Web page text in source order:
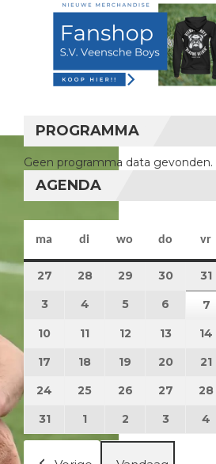
PROGRAMMA
Geen programma data gevonden.
AGENDA
ma maandag
di dinsdag
wo woensdag
do vr
27 27 juli 2026
28 28 juli 2026
29 29 juli 2026
3030 juli31
3 3 augustus 2026
4 4 augustus 2026
55 augustus
6 6 7
10 10 augustus 2026
11 11 augustus 2026
12 12 augustus
13 13 14
17 17 augustus 2026
18 18 augustus 2026
19 19 augustus
20 20 21
24 24 augustus 2026
25 25 augustus 2026
26 26 augustus
27 27 28
3131 augustus 2026
1 1 september 2026
2 2 september
3 3 4